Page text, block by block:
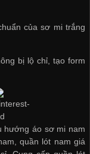
của sơ mi trắng
bị lộ chỉ, tạo form
hướng áo sơ mi nam
quần lót nam giá